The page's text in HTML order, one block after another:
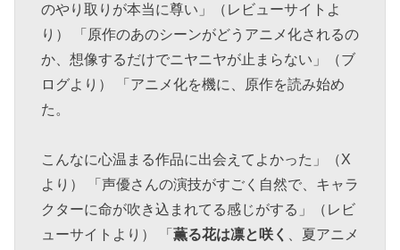
のやり取りが本当に尊い」（レビューサイトよ
り） 「原作のあのシーンがどうアニメ化されるの
か、想像するだけでニヤニヤが止まらない」（ブ
ログより） 「アニメ化を機に、原作を読み始め
た。
こんなに心温まる作品に出会えてよかった」（X
より） 「声優さんの演技がすごく自然で、キャラ
クターに命が吹き込まれてる感じがする」（レビ
ューサイトより） 「 薫る花は凛と咲く 、夏アニメ